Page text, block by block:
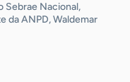
Sebrae Nacional,
da ANPD, Waldemar